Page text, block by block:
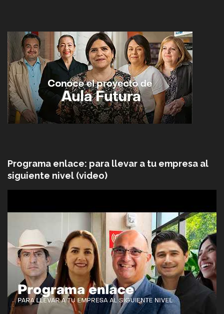
Programa enlace: para llevar a tu empresa al
siguiente nivel (video)